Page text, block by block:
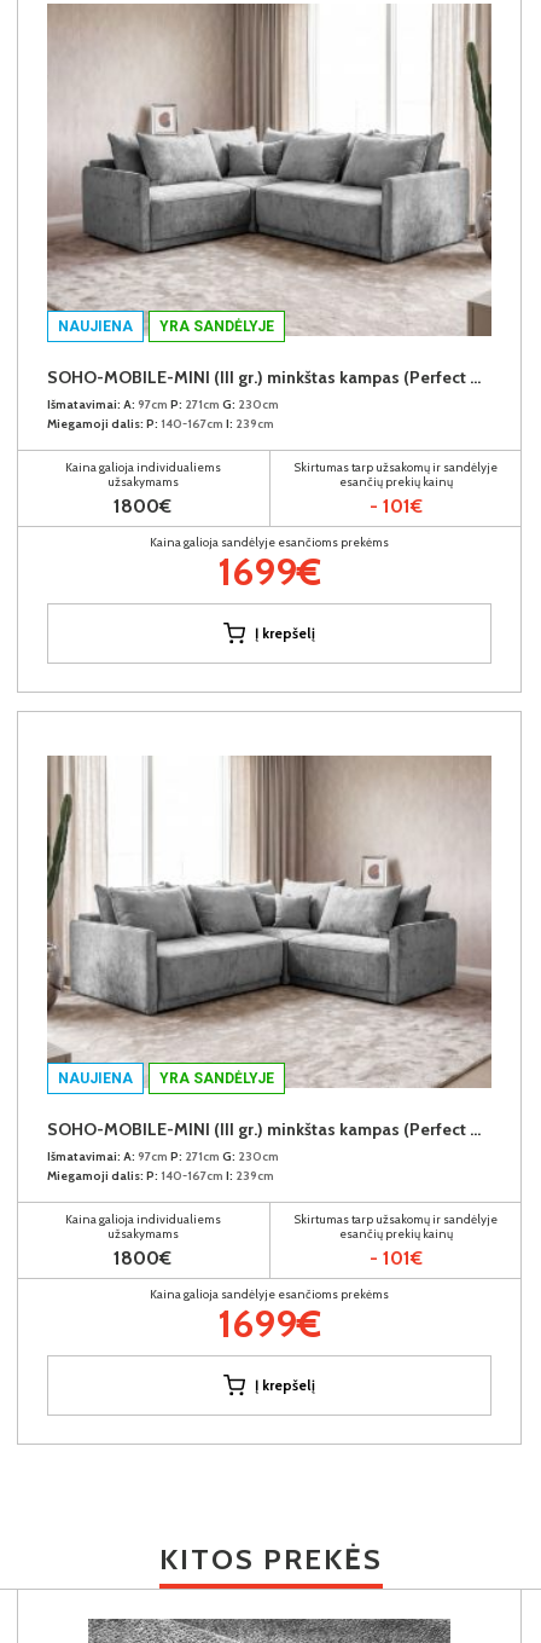
NAUJIENA YRA SANDĖLYJE
SOHO-MOBILE-MINI (III gr.) minkštas kampas (Perfect Harmony-85) K
Išmatavimai: A: 97cm P: 271cm G: 230cm
Miegamoji dalis: P: 140-167cm I: 239cm
Kaina galioja individualiems
užsakymams
1800€
Skirtumas tarp užsakomų ir sandėlyje
esančių prekių kainų
- 101€
Kaina galioja sandėlyje esančioms prekėms
1699€
Į krepšelį
NAUJIENA YRA SANDĖLYJE
SOHO-MOBILE-MINI (III gr.) minkštas kampas (Perfect Harmony-85) D
Išmatavimai: A: 97cm P: 271cm G: 230cm
Miegamoji dalis: P: 140-167cm I: 239cm
Kaina galioja individualiems
užsakymams
1800€
Skirtumas tarp užsakomų ir sandėlyje
esančių prekių kainų
- 101€
Kaina galioja sandėlyje esančioms prekėms
1699€
Į krepšelį
KITOS PREKĖS